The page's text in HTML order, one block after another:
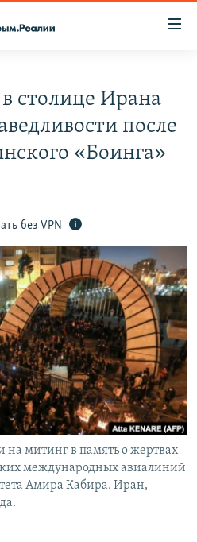
ИСТОРИЙ СОПРОТИВЛЕНИЯ
столице Ирана
после
«Боинга»
без VPN
митинг в память о жертвах
международных авиалиний
Амира Кабира. Иран,